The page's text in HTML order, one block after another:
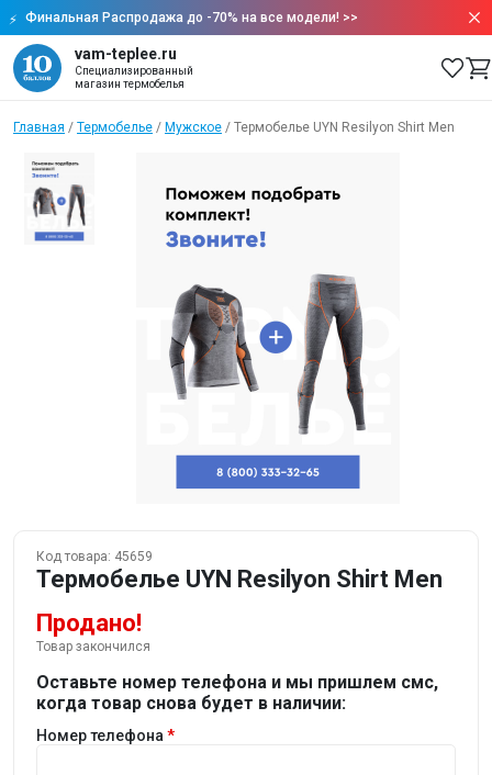
Финальная Распродажа до -70% на все модели! >>
vam-teplee.ru
Специализированный
магазин термобелья
Главная / Термобелье / Мужское / Термобелье UYN Resilyon Shirt Men
Код товара: 45659
Термобелье UYN Resilyon Shirt Men
Продано!
Товар закончился
Оставьте номер телефона и мы пришлем смс,
когда товар снова будет в наличии:
Номер телефона